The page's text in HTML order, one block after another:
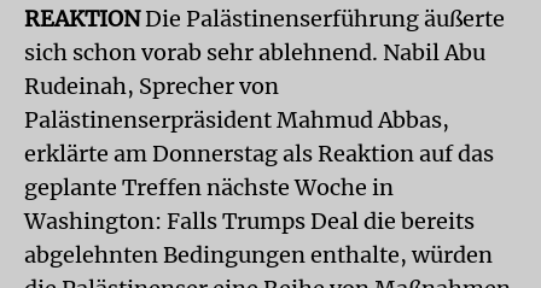
REAKTIONDie Palästinenserführung äußerte
sich schon vorab sehr ablehnend. Nabil Abu
Rudeinah, Sprecher von
Palästinenserpräsident Mahmud Abbas,
erklärte am Donnerstag als Reaktion auf das
geplante Treffen nächste Woche in
Washington: Falls Trumps Deal die bereits
abgelehnten Bedingungen enthalte, würden